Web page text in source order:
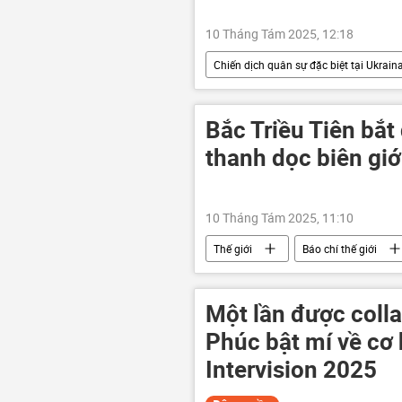
10 Tháng Tám 2025, 12:18
Chiến dịch quân sự đặc biệt tại Ukraina
Cuộc khủng hoảng ở Ukraina
Kiev
thông tin Thế
Bắc Triều Tiên
thanh dọc biên
10 Tháng Tám 2025, 11:10
Thế giới Báo chí thế giới
quan hệ
xung đột
Một lần được
Phúc bật mí về
Intervision 2025